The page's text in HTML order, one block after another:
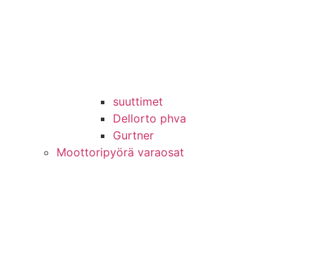
suuttimet
Dellorto phva
Gurtner
Moottoripyörä varaosat